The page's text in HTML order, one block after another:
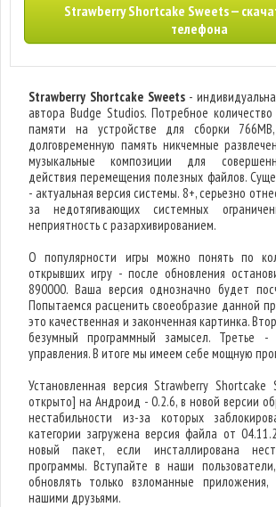
Strawberry Shortcake Sweets —
телефона
Strawberry Shortcake Sweets-
автора Budge Studios. Потребное
памяти на устройстве для сборки
долговременную память никчемные
музыкальные композиции для
действия перемещения полезных файлов.
- актуальная версия системы. 8+, серьезно
за недотягивающих системных
неприятность с разархивированием.
О популярности игры можно понять по
открывших игру - после обновления
890000. Ваша версия однозначно будет
Попытаемся расценить своеобразие данной
это качественная и законченная картинка.
безумный программный замысел. Третье -
управления. В итоге мы имеем себе мощную
Установленная версия Strawberry
открыто] на Андроид - 0.2.6, в новой версии
нестабильности из-за которых
категории загружена версия файла от
новый пакет, если инсталлирована
программы. Вступайте в наши
обновлять только взломанные приложения,
нашими друзьями.